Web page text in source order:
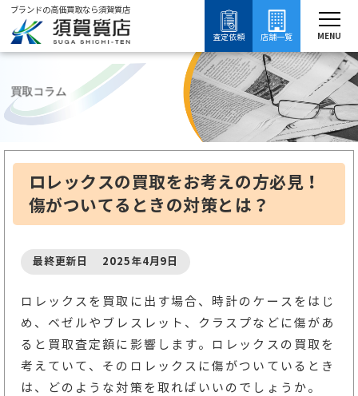
ブランドの高価買取なら須賀質店
査定依頼
店舗一覧 MENU
ブランド買取 時計買取 ロレックス買取 ロレックスについて知る
買取コラム
ロレックスの買取をお考えの方必見！
傷がついてるときの対策とは？
最終更新日 2025年4月9日
ロレックスを買取に出す場合、時計のケースをはじ
め、ベゼルやブレスレット、クラスプなどに傷があ
ると買取査定額に影響します。ロレックスの買取を
考えていて、そのロレックスに傷がついているとき
は、どのような対策を取ればいいのでしょうか。